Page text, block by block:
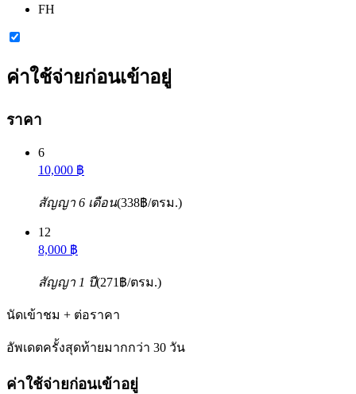
FH
ค่าใช้จ่ายก่อนเข้าอยู่
ราคา
6
10,000 ฿
สัญญา 6 เดือน(338฿/ตรม.)
12
8,000 ฿
สัญญา 1 ปี(271฿/ตรม.)
นัดเข้าชม + ต่อราคา
อัพเดตครั้งสุดท้ายมากกว่า 30 วัน
ค่าใช้จ่ายก่อนเข้าอยู่